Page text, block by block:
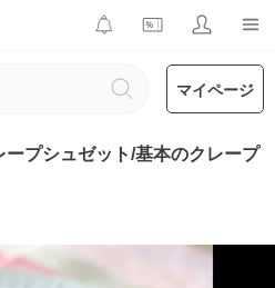
マイページ
ープシュゼット/基本のクレープ